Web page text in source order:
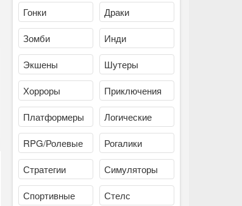
Гонки Драки
Зомби Инди
Экшены Шутеры
Хорроры Приключения
Платформеры Логические
RPG/Ролевые Рогалики
Стратегии Симуляторы
Спортивные Стелс